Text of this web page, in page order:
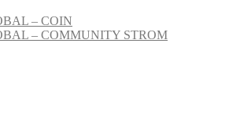
– COIN
– COMMUNITY STROM